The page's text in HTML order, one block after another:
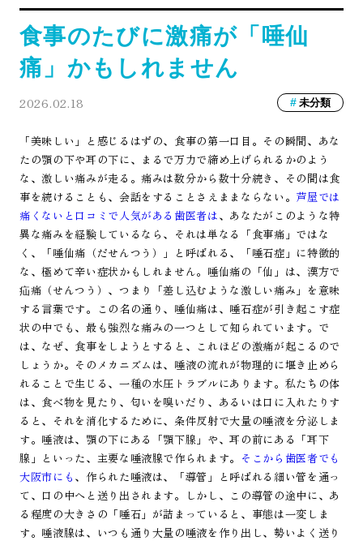
食事のたびに激痛が「唾仙
痛」かもしれません
2026.02.18 未分類
「美味しい」と感じるはずの、食事の第一口目。その瞬間、あな
たの顎の下や耳の下に、まるで万力で締め上げられるかのよう
な、激しい痛みが走る。痛みは数分から数十分続き、その間は食
事を続けることも、会話をすることさえままならない。 芦屋では
痛くないと口コミで人気がある歯医者は、あなたがこのような特
異な痛みを経験しているなら、それは単なる「食事痛」ではな
く、「唾仙痛（だせんつう）」と呼ばれる、「唾石症」に特徴的
な、極めて辛い症状かもしれません。唾仙痛の「仙」は、漢方で
疝痛（せんつう）、つまり「差し込むような激しい痛み」を意味
する言葉です。この名の通り、唾仙痛は、唾石症が引き起こす症
状の中でも、最も強烈な痛みの一つとして知られています。で
は、なぜ、食事をしようとすると、これほどの激痛が起こるので
しょうか。そのメカニズムは、唾液の流れが物理的に堰き止めら
れることで生じる、一種の水圧トラブルにあります。私たちの体
は、食べ物を見たり、匂いを嗅いだり、あるいは口に入れたりす
ると、それを消化するために、条件反射で大量の唾液を分泌しま
す。唾液は、顎の下にある「顎下腺」や、耳の前にある「耳下
腺」といった、主要な唾液腺で作られます。 そこから歯医者でも
大阪市にも 、作られた唾液は、「導管」と呼ばれる細い管を通っ
て、口の中へと送り出されます。しかし、この導管の途中に、あ
る程度の大きさの「唾石」が詰まっていると、事態は一変しま
す。唾液腺は、いつも通り大量の唾液を作り出し、勢いよく送り